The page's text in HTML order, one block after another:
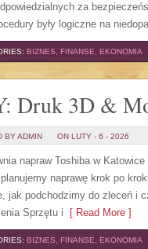
za
były logiczne na
BIZNES, FINANSE, EKONOMIA
Druk 3D &
BY ADMIN ON LUTY - 6 - 2026
napraw Toshiba w
naprawę krok po
jak podchodzimy do zleceń i
Sprzętu i [ Read More ]
BIZNES, FINANSE, EKONOMIA